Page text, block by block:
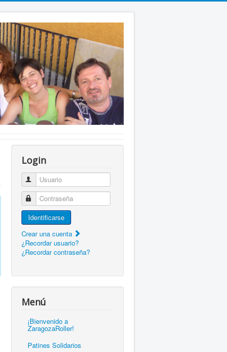
Login
Usuario
Contraseña
Identificarse
Crear una cuenta
¿Recordar usuario?
¿Recordar contraseña?
Menú
¡Bienvenido a
ZaragozaRoller!
Patines Solidarios